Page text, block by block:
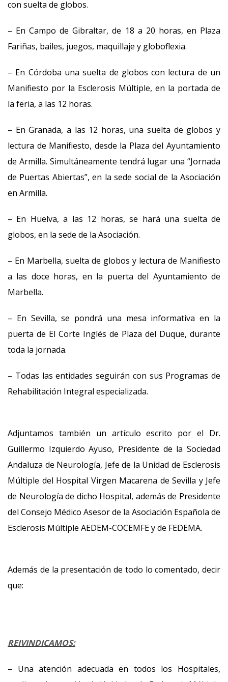
con suelta de globos.
– En Campo de Gibraltar, de 18 a 20 horas, en Plaza
Fariñas, bailes, juegos, maquillaje y globoflexia.
– En Córdoba una suelta de globos con lectura de un
Manifiesto por la Esclerosis Múltiple, en la portada de
la feria, a las 12 horas.
– En Granada, a las 12 horas, una suelta de globos y
lectura de Manifiesto, desde la Plaza del Ayuntamiento
de Armilla. Simultáneamente tendrá lugar una “Jornada
de Puertas Abiertas”, en la sede social de la Asociación
en Armilla.
– En Huelva, a las 12 horas, se hará una suelta de
globos, en la sede de la Asociación.
– En Marbella, suelta de globos y lectura de Manifiesto
a las doce horas, en la puerta del Ayuntamiento de
Marbella.
– En Sevilla, se pondrá una mesa informativa en la
puerta de El Corte Inglés de Plaza del Duque, durante
toda la jornada.
– Todas las entidades seguirán con sus Programas de
Rehabilitación Integral especializada.
Adjuntamos también un artículo escrito por el Dr.
Guillermo Izquierdo Ayuso, Presidente de la Sociedad
Andaluza de Neurología, Jefe de la Unidad de Esclerosis
Múltiple del Hospital Virgen Macarena de Sevilla y Jefe
de Neurología de dicho Hospital, además de Presidente
del Consejo Médico Asesor de la Asociación Española de
Esclerosis Múltiple AEDEM-COCEMFE y de FEDEMA.
Además de la presentación de todo lo comentado, decir
que:
REIVINDICAMOS:
– Una atención adecuada en todos los Hospitales,